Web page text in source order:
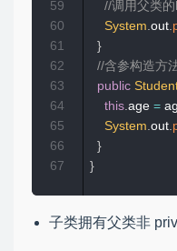
//调用父类
System.out.
}
//含参构造方
public
this.age =
System.out.
}
}
59
60
61
62
63
64
65
66
67
子类拥有父类非